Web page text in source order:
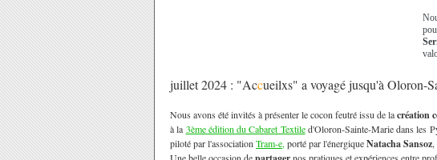
juillet 2024 : "Accueilxs" a voyagé jusqu'à Oloron-
Nous avons été invités à présenter le cocon feutré issu de lacréation
à la 3ème édition du Cabaret Textiled'Oloron-Sainte-Marie dans les
piloté par l'association Tram-e, porté par l'énergiqueNatacha Sansoz,